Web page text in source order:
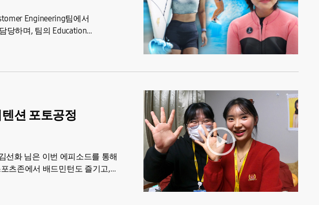
Engineering팀에서
당하며, 팀의 Education
션 포토공정
선화 님은 이번 에피소드를 통해
츠존에서 배드민턴도 즐기고,